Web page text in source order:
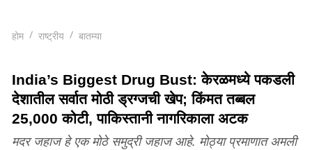
होम राष्ट्रीय बातम्या
India’s Biggest Drug Bust: केरळमध्ये पकडली
देशातील सर्वात मोठी ड्रग्जची खेप; किंमत तब्बल
25,000 कोटी, पाकिस्तानी नागरिकाला अटक
मदर जहाज हे एक मोठे समुद्री जहाज आहे. मोठ्या प्रमाणात अमली